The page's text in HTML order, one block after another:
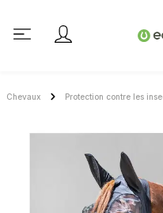
Chevaux Protection contre les